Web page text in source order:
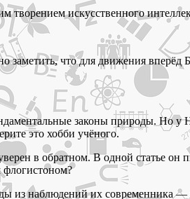
творением искусственного
что для движения вперёд
законы природы. Но у
это хобби учёного.
в обратном. В одной статье он
флогистоном?
из наблюдений их современника